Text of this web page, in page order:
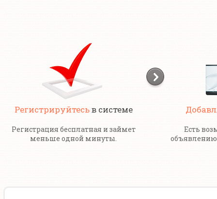
Регистрируйтесьв системе
Регистрация бесплатная и займет
меньше одной минуты.
Есть